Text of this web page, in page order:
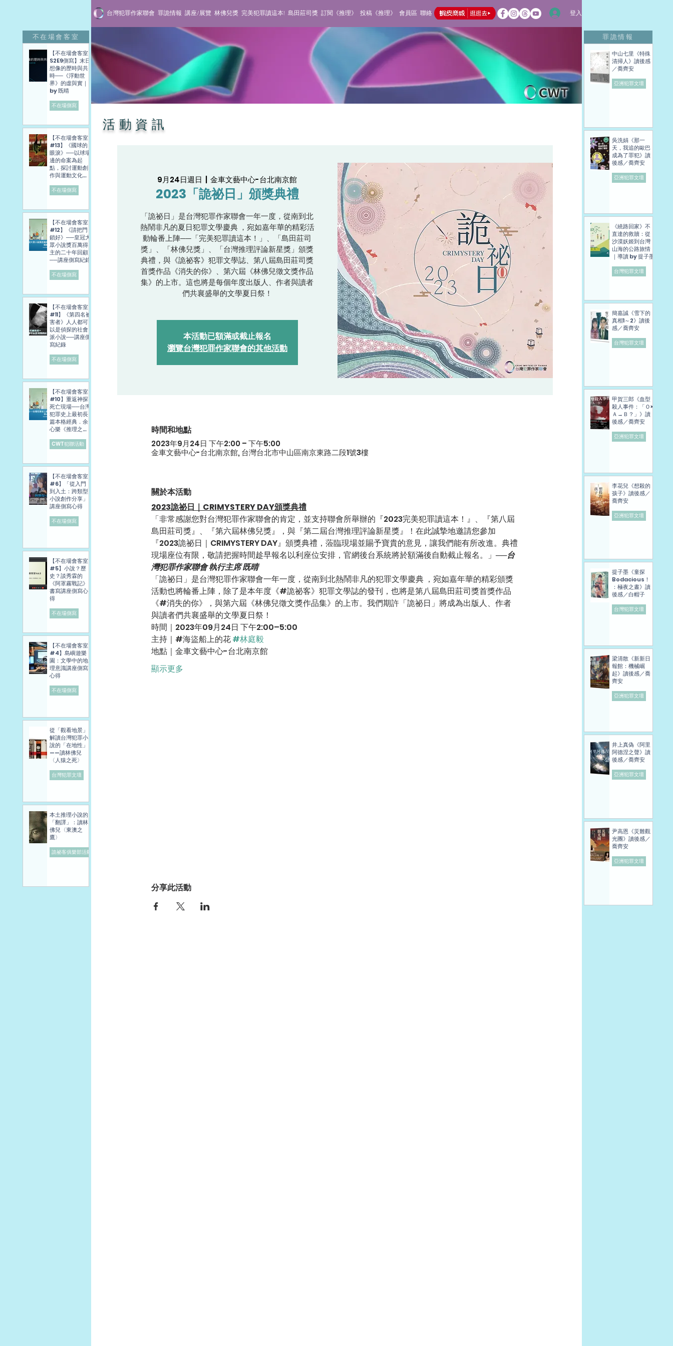
台灣犯罪作家聯會 罪詭情報 講座/展覽 林佛兒獎 完美犯罪讀這本! 島田莊司獎 訂閱《推理》 投稿《推理》 會員區 聯絡 登入
罪詭情報
活動資訊
9月24日週日
  |
金車文藝中心-台北南京館
2023「詭祕日」頒獎典禮
「詭祕日」是台灣犯罪作家聯會一年一度，從南到北
熱鬧非凡的夏日犯罪文學慶典 ，宛如嘉年華的精彩活
動輪番上陣──「完美犯罪讀這本！」、「島田莊司
獎」、「林佛兒獎」、「台灣推理評論新星獎」頒獎
典禮，與《詭祕客》犯罪文學誌、第八屆島田莊司獎
首獎作品《消失的你》、第六屆《林佛兒徵文獎作品
集》的上市。這也將是每個年度出版人、作者與讀者
們共襄盛舉的文學夏日祭！
本活動已額滿或截止報名
瀏覽台灣犯罪作家聯會的其他活動
時間和地點
2023年9月24日 下午2:00 – 下午5:00
金車文藝中心-台北南京館, 台灣台北市中山區南京東路二段1號3樓
關於本活動
2023詭祕日｜CRIMYSTERY DAY頒獎典禮
「非常感謝您對台灣犯罪作家聯會的肯定，並支持聯會所舉辦的『2023完美犯罪讀這本！』、『第八屆
島田莊司獎』、『第六屆林佛兒獎』，與『第二屆台灣推理評論新星獎』！在此誠摯地邀請您參加
『2023詭祕日｜CRIMYSTERY DAY』頒獎典禮，蒞臨現場並賜予寶貴的意見，讓我們能有所改進。典禮
現場座位有限，敬請把握時間趁早報名以利座位安排，官網後台系統將於額滿後自動截止報名。」──台
灣犯罪作家聯會 執行主席 既晴
「詭祕日」是台灣犯罪作家聯會一年一度，從南到北熱鬧非凡的犯罪文學慶典 ，宛如嘉年華的精彩頒獎
活動也將輪番上陣，除了是本年度《#詭祕客》犯罪文學誌的發刊，也將是第八屆島田莊司獎首獎作品
《#消失的你》，與第六屆《林佛兒徵文獎作品集》的上市。我們期許「詭祕日」將成為出版人、作者
與讀者們共襄盛舉的文學夏日祭！
時間｜2023年09月24日 下午2:00–5:00
主持｜#海盜船上的花 #林庭毅
地點｜金車文藝中心-台北南京館
顯示更多
分享此活動
不在場會客室
【不在場會客室
S2E9側寫】末日
想像的歷時與共
時──《浮動世
界》的虛與實｜
by 既晴
不在場側寫
【不在場會客室
#13】《國球的
眼淚》──以球場
邊的命案為起
點，探討運動創
作與運動文化發
寫紀錄
不在場側寫
【不在場會客室
#12】《請把門
鎖好》──皇冠大
眾小說獎百萬得
主的二十年回顧
──講座側寫紀錄
不在場側寫
【不在場會客室
#11】《第四名被
害者》人人都可
以是偵探的社會
派小說──講座側
寫紀錄
不在場側寫
【不在場會客室
#10】重返神探
死亡現場──台灣
犯罪史上最初長
篇本格經典．余
心樂《推理之
導
CWT犯聯活動
【不在場會客室
#6】「從入門
到入土：跨類型
小說創作分享」
講座側寫心得
不在場側寫
【不在場會客室
#5】小說？歷
史？談秀霖的
《阿罩霧戰記》
書寫講座側寫心
得
不在場側寫
【不在場會客室
#4】島嶼遊樂
園：文學中的地
理意識講座側寫
心得
不在場側寫
從「觀看地景」
解讀台灣犯罪小
說的「在地性」
——讀林佛兒
〈人猿之死〉
台灣犯罪文壇
本土推理小說的
「翻譯」：讀林
佛兒〈東澳之
鷹〉
詭祕客俱樂部活動
中山七里《特殊
清掃人》讀後感
／喬齊安
亞洲犯罪文壇
吳洗娟《那一
天，我追的歐巴
成為了罪犯》讀
後感／喬齊安
亞洲犯罪文壇
《繞路回家》不
直達的救贖：從
沙漠妖姬到台灣
山海的公路旅情
｜導讀 by 提子墨
台灣犯罪文壇
簡嘉誠《雪下的
真相1～2》讀後
感／喬齊安
台灣犯罪文壇
甲賀三郎《血型
殺人事件：「Ｏ×
Ａ→Ｂ？」》讀
後感／喬齊安
亞洲犯罪文壇
李花兒《想殺的
孩子》讀後感／
喬齊安
亞洲犯罪文壇
提子墨《童探
Bodacious！
：極夜之晝》讀
後感／白帽子
台灣犯罪文壇
梁清散《新新日
報館：機械崛
起》讀後感／喬
齊安
亞洲犯罪文壇
井上真偽《阿里
阿德涅之聲》讀
後感／喬齊安
亞洲犯罪文壇
尹高恩《災難觀
光團》讀後感／
喬齊安
亞洲犯罪文壇